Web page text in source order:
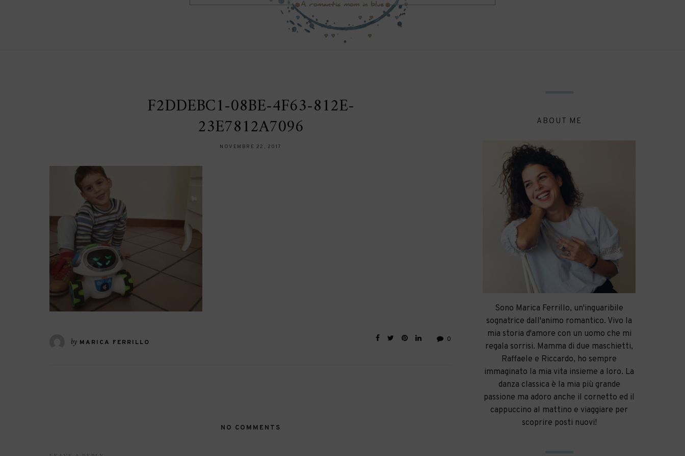
F2DDEBC1-08BE-4F63-812E-
23E7812A7096
NOVEMBRE 22, 2017
by MARICA FERRILLO 0
NO COMMENTS
ABOUT ME
Sono Marica Ferrillo, un'inguaribile
sognatrice dall'animo romantico. Vivo la
mia storia d'amore con un uomo che mi
regala sorrisi. Mamma di due maschietti,
Raffaele e Riccardo, ho sempre
immaginato la mia vita insieme a loro. La
danza classica è la mia più grande
passione ma adoro anche il cornetto ed il
cappuccino al mattino e viaggiare per
scoprire posti nuovi!